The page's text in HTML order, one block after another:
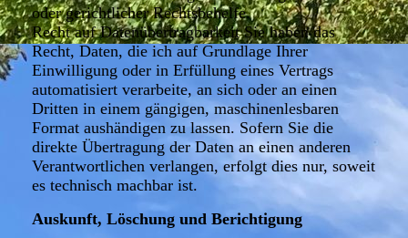
oder gerichtlicher Rechtsbehelfe.
Recht auf Datenübertragbarkeit Sie haben das
Recht, Daten, die ich auf Grundlage Ihrer
Einwilligung oder in Erfüllung eines Vertrags
automatisiert verarbeite, an sich oder an einen
Dritten in einem gängigen, maschinenlesbaren
Format aushändigen zu lassen. Sofern Sie die
direkte Übertragung der Daten an einen anderen
Verantwortlichen verlangen, erfolgt dies nur, soweit
es technisch machbar ist.
Auskunft, Löschung und Berichtigung